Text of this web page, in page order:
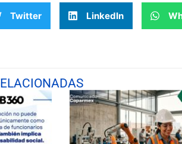
Twitter LinkedIn